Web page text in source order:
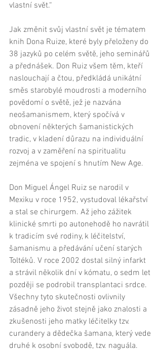
vlastní svět.“
Jak změnit svůj vlastní svět je tématem
knih Dona Ruize, které byly přeloženy do
38 jazyků po celém světě, jeho seminářů
a přednášek. Don Ruiz všem těm, kteří
naslouchají a čtou, předkládá unikátní
směs starobylé moudrosti a moderního
povědomí o světě, jež je nazvána
neošamanismem, který spočívá v
obnovení některých šamanistických
tradic, v kladení důrazu na individuální
rozvoj a v zaměření na spiritualitu
zejména ve spojení s hnutím New Age.
Don Miguel Ángel Ruiz se narodil v
Mexiku v roce 1952, vystudoval lékařství
a stal se chirurgem. Až jeho zážitek
klinické smrti po autonehodě ho navrátil
k tradicím své rodiny, k léčitelství,
šamanismu a předávání učení starých
Toltéků. V roce 2002 dostal silný infarkt
a strávil několik dní v kómatu, o sedm let
později se podrobil transplantaci srdce.
Všechny tyto skutečnosti ovlivnily
zásadně jeho život stejně jako znalosti a
zkušenosti jeho matky léčitelky tzv.
curandery a dědečka šamana, který vede
druhé k osobní svobodě, tzv. naguála.